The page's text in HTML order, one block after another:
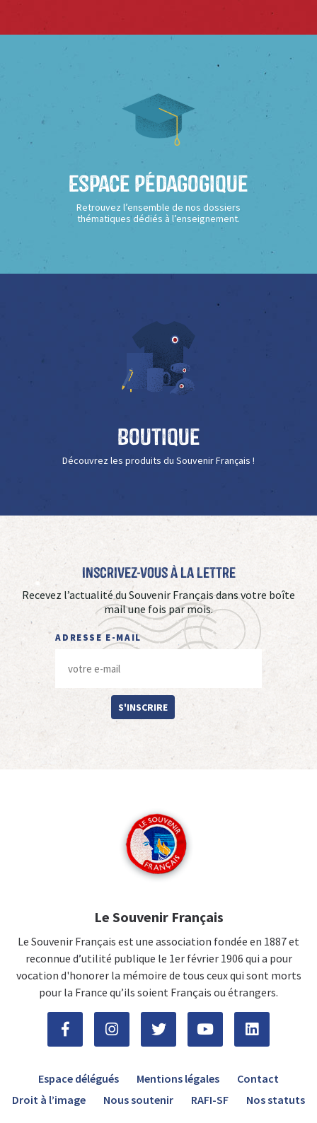
Espace Pédagogique
Retrouvez l’ensemble de nos dossiers
thématiques dédiés à l’enseignement.
Boutique
Découvrez les produits du Souvenir Français !
Inscrivez-vous à La Lettre
Recevez l’actualité du Souvenir Français dans votre boîte
mail une fois par mois.
ADRESSE E-MAIL
S'INSCRIRE
Le Souvenir Français
Le Souvenir Français est une association fondée en 1887 et
reconnue d’utilité publique le 1er février 1906 qui a pour
vocation d'honorer la mémoire de tous ceux qui sont morts
pour la France qu’ils soient Français ou étrangers.
Espace délégués Mentions légales
Contact
Droit à l’image
Nous soutenir RAFI-SF Nos statuts